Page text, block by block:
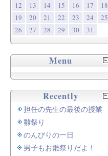
12
13 14 15 16 17
18
19
20 21 22 23 24
25
26
27 28 29 30 31
Menu
Recently
担任の先生の最後の授業
雛祭り
のんびりの一日
男子もお雛祭りだよ！